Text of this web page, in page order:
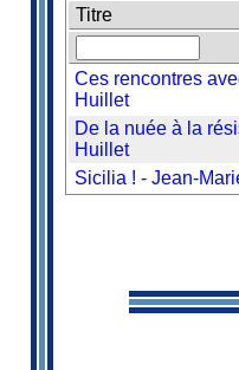
Titre
Ces rencontres
Huillet
De la nuée à la
Huillet
Sicilia ! - Jean-